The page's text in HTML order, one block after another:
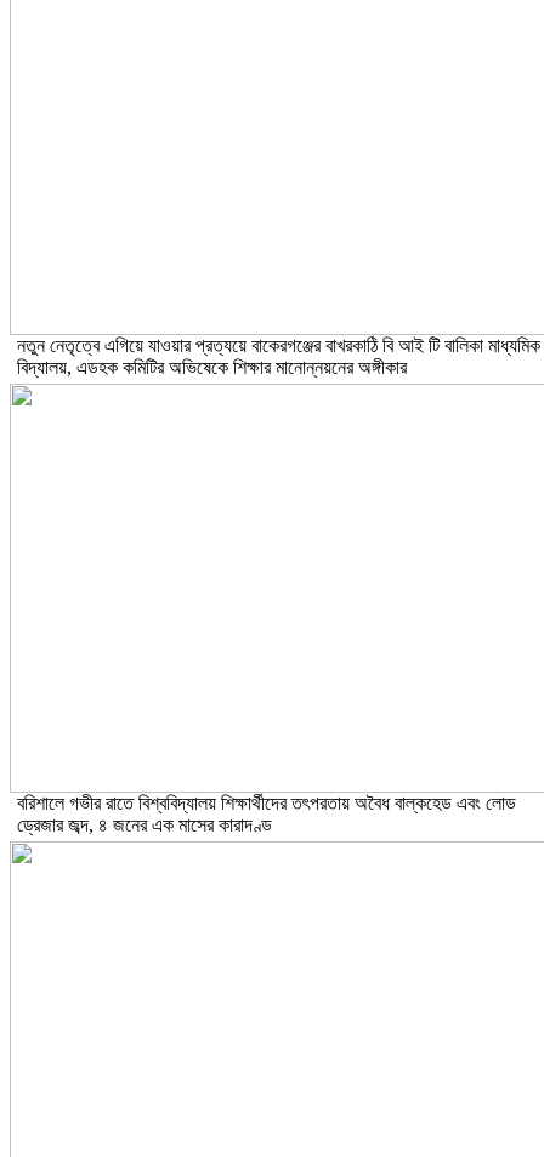
নতুন নেতৃত্বে এগিয়ে যাওয়ার প্রত্যয়ে বাকেরগঞ্জের বাখরকাঠি বি আই টি বালিকা মাধ্যমিক
বিদ্যালয়, এডহক কমিটির অভিষেকে শিক্ষার মানোন্নয়নের অঙ্গীকার
বরিশালে গভীর রাতে বিশ্ববিদ্যালয় শিক্ষার্থীদের তৎপরতায় অবৈধ বাল্কহেড এবং লোড
ড্রেজার জব্দ, ৪ জনের এক মাসের কারাদণ্ড